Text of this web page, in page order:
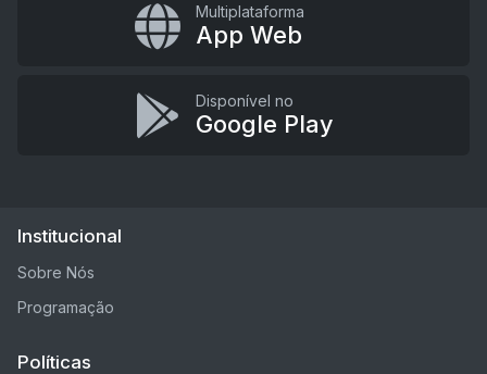
Multiplataforma
App Web
Disponível no
Google Play
Institucional
Sobre Nós
Programação
Políticas